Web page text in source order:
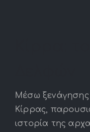
Μέσω ξενάγησης
Κίρρας,
ιστορία της